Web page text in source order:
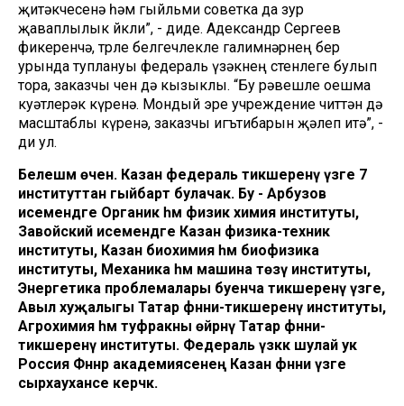
җитәкчесенә һәм гыйльми советка да зур
җаваплылык йөкли”, - диде. Адександр Сергеев
фикеренчә, төрле белгечлекле галимнәрнең бер
урында туплануы федераль үзәкнең өстенлеге булып
тора, заказчы өчен дә кызыклы. “Бу рәвешле оешма
куәтлерәк күренә. Мондый эре учреждение читтән дә
масштаблы күренә, заказчы игътибарын җәлеп итә”, -
ди ул.
Белешмә өчен. Казан федераль тикшеренү үзәге 7
институттан гыйбарәт булачак. Бу - Арбузов
исемендәге Органик һәм физик химия институты,
Завойский исемендәге Казан физика-техник
институты, Казан биохимия һәм биофизика
институты, Механика һәм машина төзү институты,
Энергетика проблемалары буенча тикшеренү үзәге,
Авыл хуҗалыгы Татар фәнни-тикшеренү институты,
Агрохимия һәм туфракны өйрәнү Татар фәнни-
тикшеренү институты. Федераль үзәккә шулай ук
Россия Фәннәр академиясенең Казан фәнни үзәге
сырхауханәсе керәчәк.